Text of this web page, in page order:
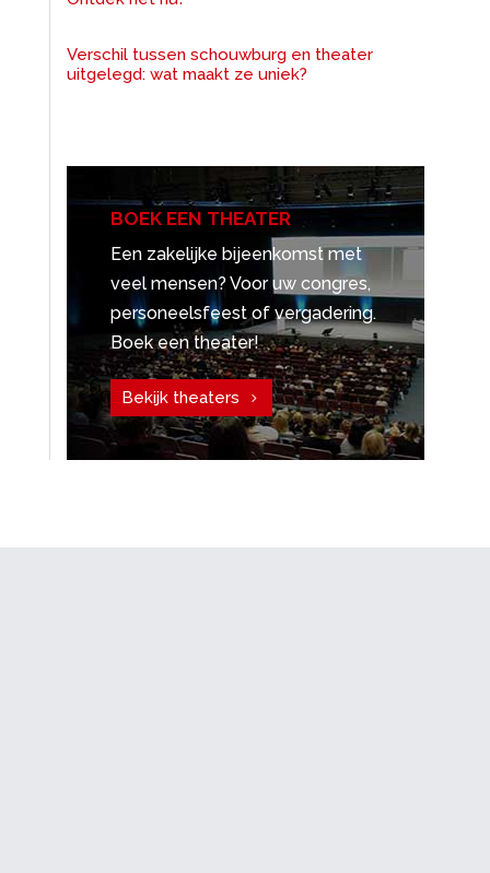
Verschil tussen schouwburg en theater
uitgelegd: wat maakt ze uniek?
BOEK EEN THEATER
Een zakelijke bijeenkomst met
veel mensen? Voor uw congres,
personeelsfeest of vergadering.
Boek een theater!
Bekijk theaters